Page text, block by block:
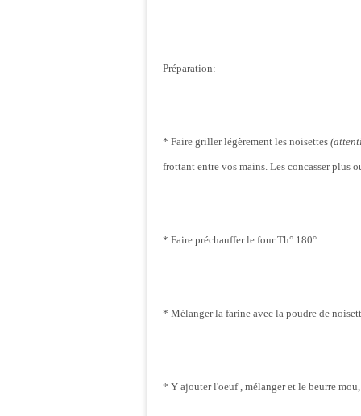
Préparation:
* Faire griller légèrement les noisettes
frottant entre vos mains. Les concasser plus
* Faire préchauffer le four Th° 180°
* Mélanger la farine avec la poudre de
* Y ajouter l'oeuf , mélanger et le beurre